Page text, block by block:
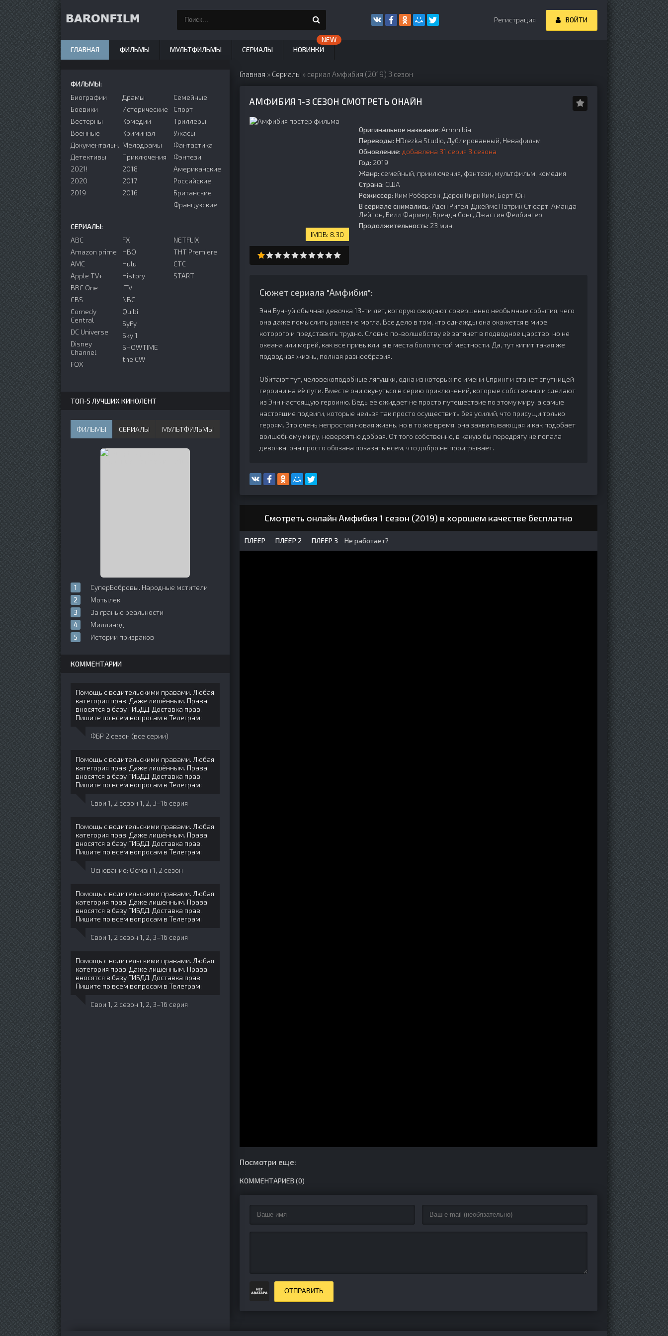
Регистрация ВОЙТИ
Главная » Сериалы » сериал Амфибия (2019) 3 сезон
АМФИБИЯ 1-3 СЕЗОН СМОТРЕТЬ ОНАЙН
8.30
Оригинальное название: Amphibia
Переводы: HDrezka Studio, Дублированный, Невафильм
Обновление: добавлена 31 серия 3 сезона
Год: 2019
Жанр: семейный, приключения, фэнтези, мультфильм, комедия
Страна: США
Режиссер: Ким Роберсон, Дерек Кирк Ким, Берт Юн
В сериале снимались: Иден Ригел, Джеймс Патрик Стюарт, Аманда
Лейтон, Билл Фармер, Бренда Сонг, Джастин Фелбингер
Продолжительность: 23 мин.
Сюжет сериала "Амфибия":
Энн Бунчуй обычная девочка 13-ти лет, которую ожидают совершенно необычные события, чего
она даже помыслить ранее не могла. Все дело в том, что однажды она окажется в мире,
которого и представить трудно. Словно по-волшебству её затянет в подводное царство, но не
океана или морей, как все привыкли, а в места болотистой местности. Да, тут кипит такая же
подводная жизнь, полная разнообразия.
Обитают тут, человекоподобные лягушки, одна из которых по имени Спринг и станет спутницей
героини на её пути. Вместе они окунуться в серию приключений, которые собственно и сделают
из Энн настоящую героиню. Ведь её ожидает не просто путешествие по этому миру, а самые
настоящие подвиги, которые нельзя так просто осуществить без усилий, что присущи только
героям. Это очень непростая новая жизнь, но в то же время, она захватывающая и как подобает
волшебному миру, невероятно добрая. От того собственно, в какую бы передрягу не попала
девочка, она просто обязана показать всем, что добро не проигрывает.
Смотреть онлайн Амфибия 1 сезон (2019) в хорошем качестве бесплатно
ПЛЕЕР ПЛЕЕР 2 ПЛЕЕР 3 Не работает?
Посмотри еще:
КОММЕНТАРИЕВ (0)
ОТПРАВИТЬ
ФИЛЬМЫ:
Биографии
Боевики
Вестерны
Военные
Документальн.
Детективы
2021!
2020
2019
Драмы
Исторические
Комедии
Криминал
Мелодрамы
Приключения
2018
2017
2016
Семейные
Спорт
Триллеры
Ужасы
Фантастика
Фэнтези
Американские
Российские
Британские
Французские
СЕРИАЛЫ:
ABC
Amazon prime
AMC
Apple TV+
BBC One
CBS
Comedy
Central
DC Universe
Disney
Channel
FOX
FX
HBO
Hulu
History
ITV
NBC
Quibi
SyFy
Sky 1
SHOWTIME
the CW
NETFLIX
ТНТ Premiere
СТС
START
ТОП-5 ЛУЧШИХ КИНОЛЕНТ
ФИЛЬМЫ СЕРИАЛЫ МУЛЬТФИЛЬМЫ
СуперБобровы. Народные мстители
Мотылек
За гранью реальности
Миллиард
Истории призраков
КОММЕНТАРИИ
Помощь с водительскими правами. Любая
категория прав. Даже лишённым. Права
вносятся в базу ГИБДД. Доставка прав.
Пишите по всем вопросам в Телеграм:
ФБР 2 сезон (все серии)
Помощь с водительскими правами. Любая
категория прав. Даже лишённым. Права
вносятся в базу ГИБДД. Доставка прав.
Пишите по всем вопросам в Телеграм:
Свои 1, 2 сезон 1, 2, 3–16 серия
Помощь с водительскими правами. Любая
категория прав. Даже лишённым. Права
вносятся в базу ГИБДД. Доставка прав.
Пишите по всем вопросам в Телеграм:
Основание: Осман 1, 2 сезон
Помощь с водительскими правами. Любая
категория прав. Даже лишённым. Права
вносятся в базу ГИБДД. Доставка прав.
Пишите по всем вопросам в Телеграм:
Свои 1, 2 сезон 1, 2, 3–16 серия
Помощь с водительскими правами. Любая
категория прав. Даже лишённым. Права
вносятся в базу ГИБДД. Доставка прав.
Пишите по всем вопросам в Телеграм:
Свои 1, 2 сезон 1, 2, 3–16 серия
ГЛАВНАЯ ФИЛЬМЫ МУЛЬТФИЛЬМЫ СЕРИАЛЫ НОВИНКИ